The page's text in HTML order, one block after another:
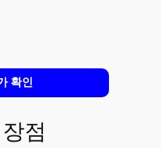
확인
점